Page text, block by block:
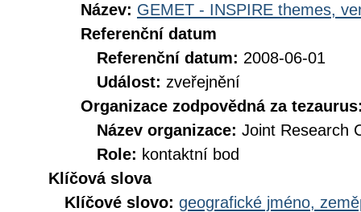
Název: GEMET - INSPIRE themes,
Referenční datum
Referenční datum: 2008-06-01
Událost: zveřejnění
Organizace zodpovědná za
Název organizace: Joint Research
Role: kontaktní bod
Klíčová slova
Klíčové slovo: geografické jméno,